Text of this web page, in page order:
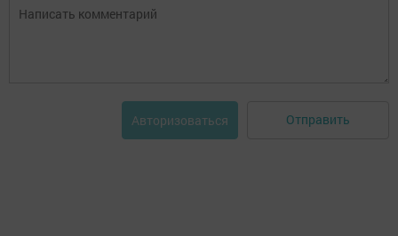
Авторизоваться Отправить